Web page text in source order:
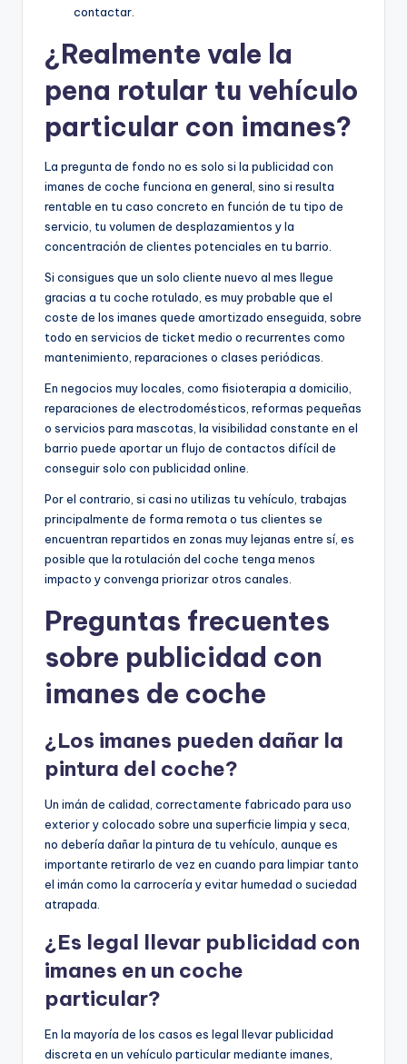
contactar.
¿Realmente vale la
pena rotular tu vehículo
particular con imanes?
La pregunta de fondo no es solo si la publicidad con
imanes de coche funciona en general, sino si resulta
rentable en tu caso concreto en función de tu tipo de
servicio, tu volumen de desplazamientos y la
concentración de clientes potenciales en tu barrio.
Si consigues que un solo cliente nuevo al mes llegue
gracias a tu coche rotulado, es muy probable que el
coste de los imanes quede amortizado enseguida, sobre
todo en servicios de ticket medio o recurrentes como
mantenimiento, reparaciones o clases periódicas.
En negocios muy locales, como fisioterapia a domicilio,
reparaciones de electrodomésticos, reformas pequeñas
o servicios para mascotas, la visibilidad constante en el
barrio puede aportar un flujo de contactos difícil de
conseguir solo con publicidad online.
Por el contrario, si casi no utilizas tu vehículo, trabajas
principalmente de forma remota o tus clientes se
encuentran repartidos en zonas muy lejanas entre sí, es
posible que la rotulación del coche tenga menos
impacto y convenga priorizar otros canales.
Preguntas frecuentes
sobre publicidad con
imanes de coche
¿Los imanes pueden dañar la
pintura del coche?
Un imán de calidad, correctamente fabricado para uso
exterior y colocado sobre una superficie limpia y seca,
no debería dañar la pintura de tu vehículo, aunque es
importante retirarlo de vez en cuando para limpiar tanto
el imán como la carrocería y evitar humedad o suciedad
atrapada.
¿Es legal llevar publicidad con
imanes en un coche
particular?
En la mayoría de los casos es legal llevar publicidad
discreta en un vehículo particular mediante imanes,